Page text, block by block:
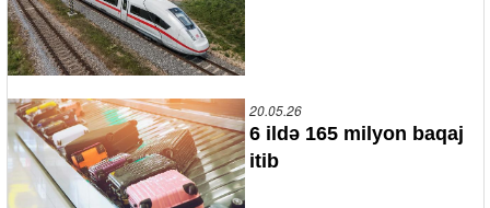
20.05.26
6 ildə 165 milyon baqaj
itib